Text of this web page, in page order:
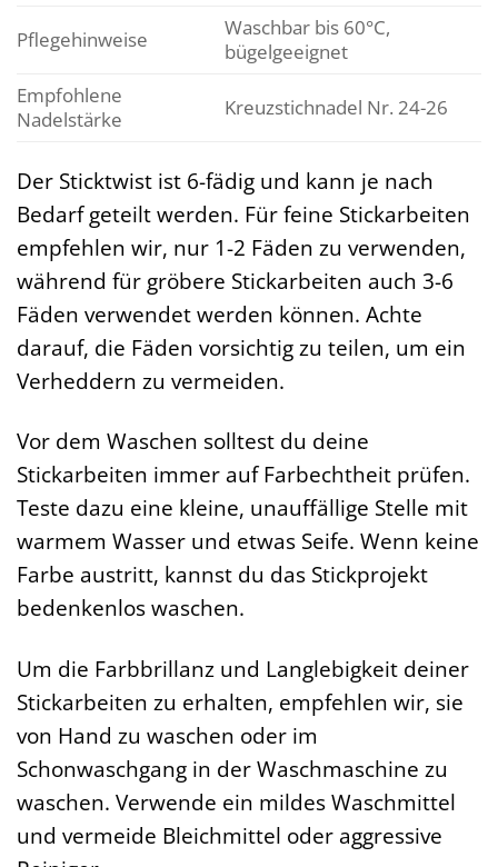
Pflegehinweise
Waschbar bis 60°C,
bügelgeeignet
Empfohlene
Nadelstärke
Kreuzstichnadel Nr. 24-26
Der Sticktwist ist 6-fädig und kann je nach
Bedarf geteilt werden. Für feine Stickarbeiten
empfehlen wir, nur 1-2 Fäden zu verwenden,
während für gröbere Stickarbeiten auch 3-6
Fäden verwendet werden können. Achte
darauf, die Fäden vorsichtig zu teilen, um ein
Verheddern zu vermeiden.
Vor dem Waschen solltest du deine
Stickarbeiten immer auf Farbechtheit prüfen.
Teste dazu eine kleine, unauffällige Stelle mit
warmem Wasser und etwas Seife. Wenn keine
Farbe austritt, kannst du das Stickprojekt
bedenkenlos waschen.
Um die Farbbrillanz und Langlebigkeit deiner
Stickarbeiten zu erhalten, empfehlen wir, sie
von Hand zu waschen oder im
Schonwaschgang in der Waschmaschine zu
waschen. Verwende ein mildes Waschmittel
und vermeide Bleichmittel oder aggressive